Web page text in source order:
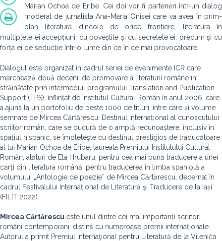
Marian Ochoa de Eribe. Cei doi vor fi parteneri într-un dialog
moderat de jurnalista Ana-Maria Onisei care va avea în prim-
plan literatura dincolo de orice frontiere, literatura în
multiplele ei accepțiuni, cu poveștile și cu secretele ei, precum și cu
forța ei de seducție într-o lume din ce în ce mai provocatoare.
Dialogul este organizat în cadrul seriei de evenimente ICR care
marchează două decenii de promovare a literaturii române în
străinătate prin intermediul programului Translation and Publication
Support (TPS), înființat de Institutul Cultural Român în anul 2006, care
a ajuns la un portofoliu de peste 1000 de titluri, între care și volume
semnate de Mircea Cărtărescu. Destinul internațional al cunoscutului
scriitor român, care se bucură de o amplă recunoaștere, inclusiv în
spațiul hispanic, se împletește cu destinul prestigios de traducătoare
al lui Marian Ochoa de Eribe, laureata Premiului Institutului Cultural
Român, alături de Eta Hrubaru, pentru cea mai bună traducere a unei
cărți din literatura română, pentru traducerea în limba spaniolă a
volumului „Antologie de poezie” de Mircea Cărtărescu, decernat în
cadrul Festivalului Internațional de Literatură și Traducere de la Iași
(FILIT 2022).
Mircea Cărtărescu este unul dintre cei mai importanți scriitori
români contemporani, distins cu numeroase premii internaționale.
Autorul a primit Premiul Internaţional pentru Literatură de la Vileniča